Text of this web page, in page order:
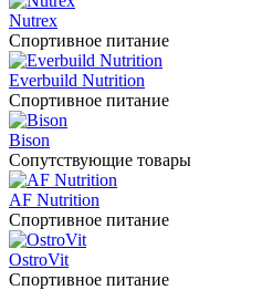
Nutrex
Спортивное питание
Everbuild Nutrition
Спортивное питание
Bison
Сопутствующие товары
AF Nutrition
Спортивное питание
OstroVit
Спортивное питание